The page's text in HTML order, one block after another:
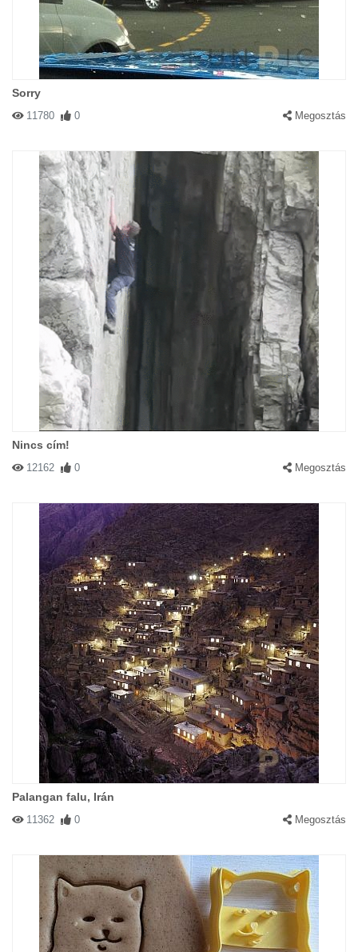
Sorry
11780 0 Megosztás
Nincs cím!
12162 0 Megosztás
Palangan falu, Irán
11362 0 Megosztás